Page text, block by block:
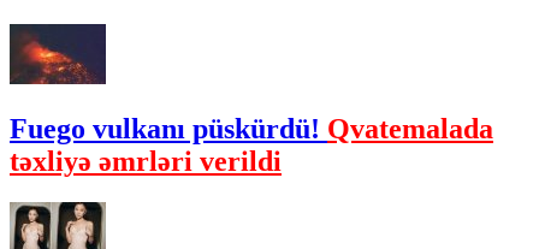
Fuego vulkanı püskürdü! Qvatemalada
təxliyə əmrləri verildi